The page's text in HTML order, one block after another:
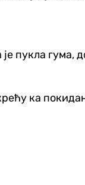
пукла гума,
ка